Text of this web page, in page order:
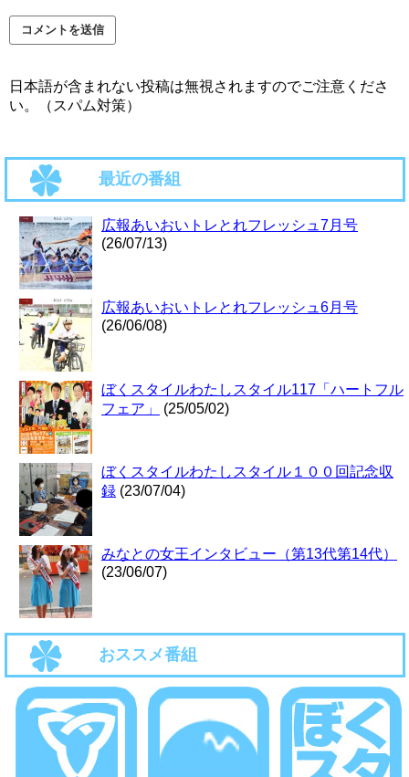
日本語が含まれない投稿は無視されますのでご注意くださ
い。（スパム対策）
最近の番組
広報あいおいトレとれフレッシュ7月号
(26/07/13)
広報あいおいトレとれフレッシュ6月号
(26/06/08)
ぼくスタイルわたしスタイル117「ハートフル
フェア」
(25/05/02)
ぼくスタイルわたしスタイル１００回記念収
録 (23/07/04)
みなとの女王インタビュー（第13代第14代）
(23/06/07)
おススメ番組